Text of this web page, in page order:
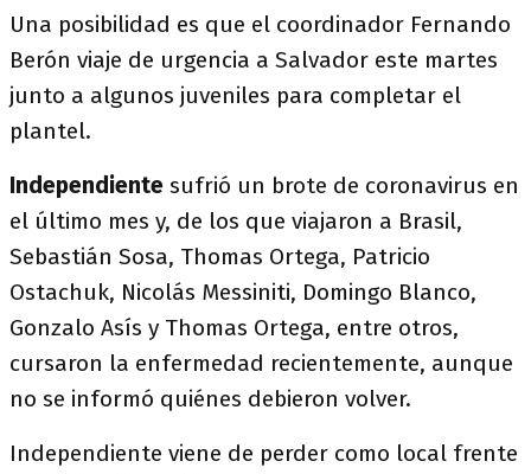
Una posibilidad es que el coordinador Fernando
Berón viaje de urgencia a Salvador este martes
junto a algunos juveniles para completar el
plantel.
Independiente sufrió un brote de coronavirus en
el último mes y, de los que viajaron a Brasil,
Sebastián Sosa, Thomas Ortega, Patricio
Ostachuk, Nicolás Messiniti, Domingo Blanco,
Gonzalo Asís y Thomas Ortega, entre otros,
cursaron la enfermedad recientemente, aunque
no se informó quiénes debieron volver.
Independiente viene de perder como local frente